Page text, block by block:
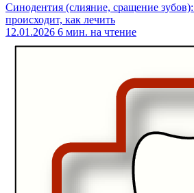
Синодентия (слияние, сращение
происходит, как лечить
12.01.2026 6 мин. на чтение